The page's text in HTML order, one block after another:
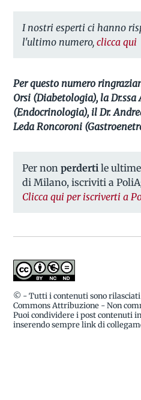
I nostri esperti ci hanno
l'ultimo numero,clicca qui
Per questo numero
Orsi (Diabetologia), la Dr.ssa
(Endocrinologia), il Dr.
Leda Roncoroni
Per nonperderti le
di Milano, iscriviti a
Clicca qui per iscriverti a
© - Tutti i contenuti sono rilasciati
Commons Attribuzione - Non
Puoi condividere i post contenuti
inserendo sempre link di